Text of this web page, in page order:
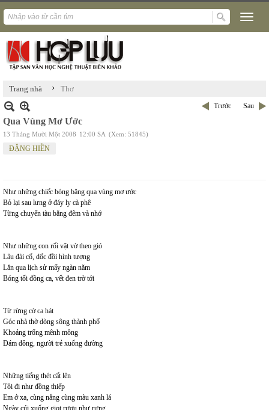
Trang nhà › Thơ
Trước Sau
Qua Vùng Mơ Ước
13 Tháng Mười Một 2008 12:00 SA (Xem: 51845)
ĐẶNG HIỀN
Như những chiếc bóng băng qua vùng mơ ước
Bỏ lại sau lưng ở đáy ly cà phê
Từng chuyến tàu băng đêm và nhớ
Như những con rối vật vờ theo gió
Lâu đài cổ, dốc đồi hình tượng
Lăn qua lịch sử mấy ngàn năm
Bóng tối đồng ca, vết đen trờ tới
Từ rừng cờ ca hát
Góc nhà thờ dòng sông thành phố
Khoảng trống mênh mông
Đám đông, người trẻ xuống đường
Những tiếng thét cất lên
Tôi đi như đồng thiếp
Em ở xa, cùng nắng cùng màu xanh lá
Ngày cúi xuống giọt rượu như rưng